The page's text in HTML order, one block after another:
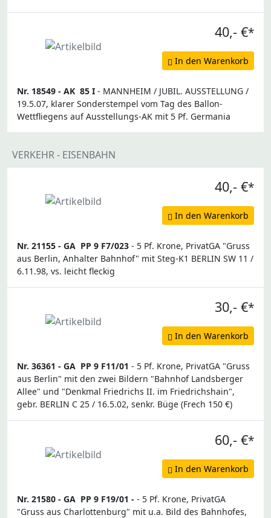
40,- €*
In den Warenkorb
Nr. 18549 - AK 85 I - MANNHEIM / JUBIL. AUSSTELLUNG /
19.5.07, klarer Sonderstempel vom Tag des Ballon-
Wettfliegens auf Ausstellungs-AK mit 5 Pf. Germania
VERKEHR - EISENBAHN
40,- €*
In den Warenkorb
Nr. 21155 - GA PP 9 F7/023 - 5 Pf. Krone, PrivatGA "Gruss
aus Berlin, Anhalter Bahnhof" mit Steg-K1 BERLIN SW 11 /
6.11.98, vs. leicht fleckig
30,- €*
In den Warenkorb
Nr. 36361 - GA PP 9 F11/01 - 5 Pf. Krone, PrivatGA "Gruss
aus Berlin" mit den zwei Bildern "Bahnhof Landsberger
Allee" und "Denkmal Friedrichs II. im Friedrichshain",
gebr. BERLIN C 25 / 16.5.02, senkr. Büge (Frech 150 €)
60,- €*
In den Warenkorb
Nr. 21580 - GA PP 9 F19/01 - - 5 Pf. Krone, PrivatGA
"Gruss aus Charlottenburg" mit u.a. Bild des Bahnhofes,